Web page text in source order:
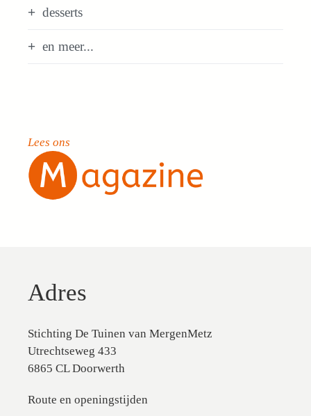
desserts
en meer...
Lees ons
Adres
Stichting De Tuinen van MergenMetz
Utrechtseweg 433
6865 CL Doorwerth
Route en openingstijden